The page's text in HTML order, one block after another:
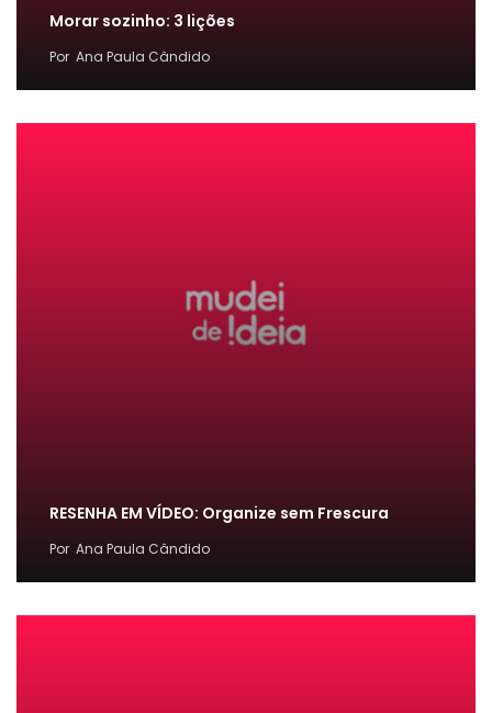
Morar sozinho: 3 lições
Por Ana Paula Cândido
RESENHA EM VÍDEO: Organize sem Frescura
Por Ana Paula Cândido